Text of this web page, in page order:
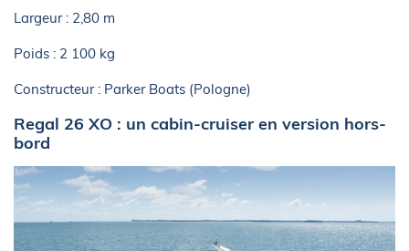
Largeur : 2,80 m
Poids : 2 100 kg
Constructeur : Parker Boats (Pologne)
Regal 26 XO : un cabin-cruiser en version hors-
bord